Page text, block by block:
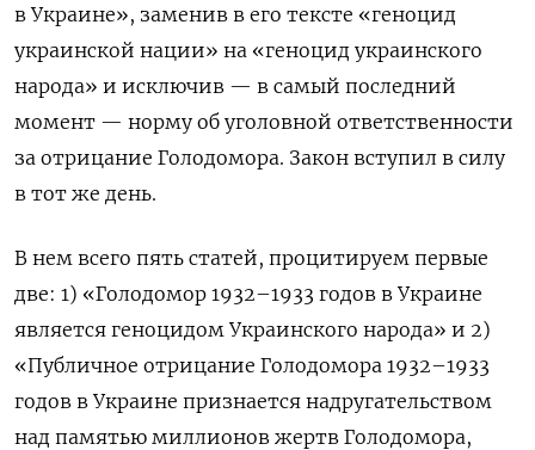
в Украине», заменив в его тексте «геноцид
украинской нации» на «геноцид украинского
народа» и исключив — в самый последний
момент — норму об уголовной ответственности
за отрицание Голодомора. Закон вступил в силу
в тот же день.
В нем всего пять статей, процитируем первые
две: 1) «Голодомор 1932–1933 годов в Украине
является геноцидом Украинского народа» и 2)
«Публичное отрицание Голодомора 1932–1933
годов в Украине признается надругательством
над памятью миллионов жертв Голодомора,